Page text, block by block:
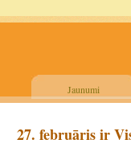
Jaunumi
27. februāris ir